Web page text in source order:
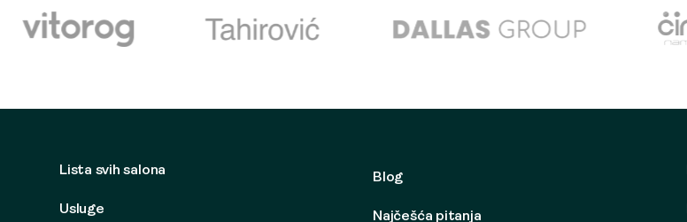
Lista svih salona
Usluge
Blog
Najčešća pitanja